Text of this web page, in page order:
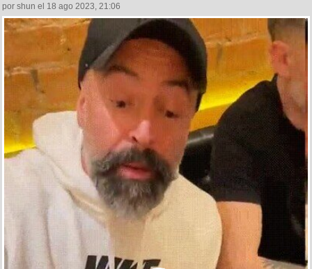
por shun el 18 ago 2023, 21:06